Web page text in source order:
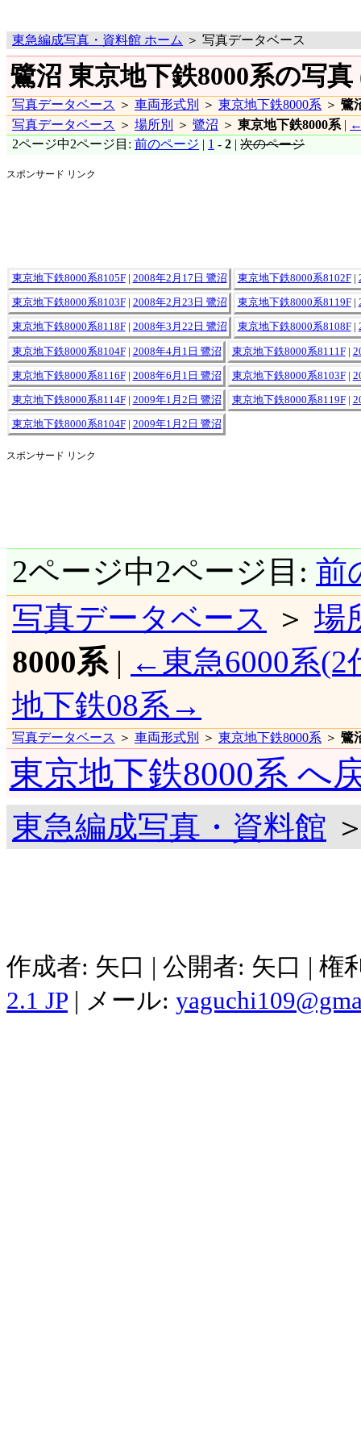
東急編成写真・資料館 ホーム ＞ 写真データベース
鷺沼 東京地下鉄8000系の写
写真データベース ＞ 車両形式別 ＞ 東京地下鉄8000系 ＞ 鷺
写真データベース ＞ 場所別 ＞ 鷺沼 ＞ 東京地下鉄8000系 |
2ページ中2ページ目: 前のページ | 1 - 2 | 次のページ
スポンサード リンク
東京地下鉄8000系8105F| 2008年2月17日 鷺沼 東京地下鉄8000系8102F|
東京地下鉄8000系8103F| 2008年2月23日 鷺沼 東京地下鉄8000系8119F|
東京地下鉄8000系8118F| 2008年3月22日 鷺沼 東京地下鉄8000系8108F|
東京地下鉄8000系8104F| 2008年4月1日 鷺沼 東京地下鉄8000系8111F|
東京地下鉄8000系8116F| 2008年6月1日 鷺沼 東京地下鉄8000系8103F|
東京地下鉄8000系8114F| 2009年1月2日 鷺沼 東京地下鉄8000系8119F|
東京地下鉄8000系8104F| 2009年1月2日 鷺沼
スポンサード リンク
2ページ中2ページ目: 前
写真データベース
＞ 場
8000系 | ←東急6000系(2
地下鉄08系→
写真データベース ＞ 車両形式別 ＞ 東京地下鉄8000系 ＞ 鷺
東京地下鉄8000系 へ
東急編成写真・資料館
作成者: 矢口 | 公開者: 矢口 |
2.1 JP | メール: